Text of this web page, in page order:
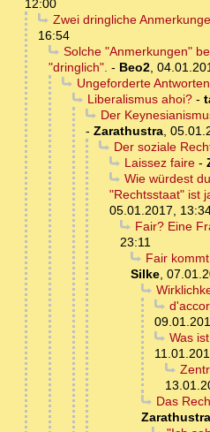
12:00
Zwei dringliche
16:54
Solche "Anmerkungen"
"dringlich". - Beo2,
Ungeforderte Antworten
Liberalismus ahoi?-
Der
- Zarathustra,
Der soziale
Laissez faire-
Wie würdest
"Rechtsstaat" ist
05.01.2017,
Fair? Eine
23:11
Fair
Silke,
Was
Das
Zarathustra